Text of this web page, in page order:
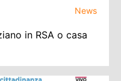
News
in RSA o casa